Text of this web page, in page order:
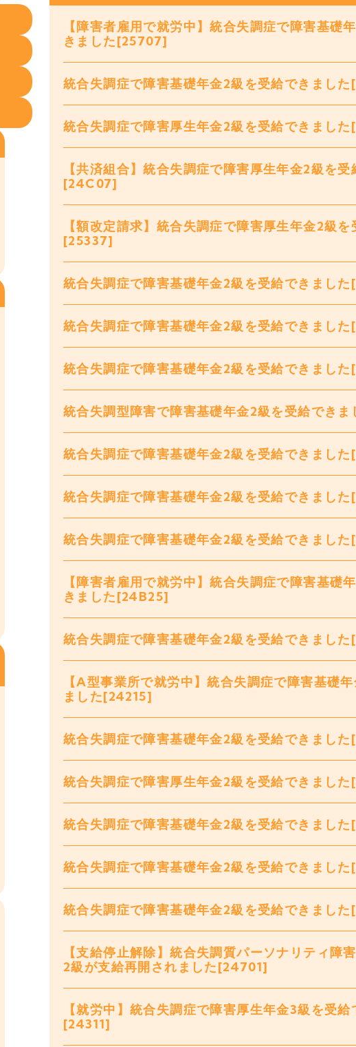
【障害者雇用で就労中】統合失調症で障害基礎
きました[25707]
統合失調症で障害基礎年金2級を受給できまし
統合失調症で障害厚生年金2級を受給できまし
【共済組合】統合失調症で障害厚生年金2級を受
[24C07]
【額改定請求】統合失調症で障害厚生年金2級
[25337]
統合失調症で障害基礎年金2級を受給できまし
統合失調症で障害基礎年金2級を受給できまし
統合失調症で障害基礎年金2級を受給できまし
統合失調型障害で障害基礎年金2級を受給でき
統合失調症で障害基礎年金2級を受給できまし
統合失調症で障害基礎年金2級を受給できまし
統合失調症で障害基礎年金2級を受給できまし
【障害者雇用で就労中】統合失調症で障害基礎
きました[24B25]
統合失調症で障害基礎年金2級を受給できまし
【A型事業所で就労中】統合失調症で障害基礎
ました[24215]
統合失調症で障害基礎年金2級を受給できまし
統合失調症で障害厚生年金2級を受給できまし
統合失調症で障害基礎年金2級を受給できまし
統合失調症で障害基礎年金2級を受給できまし
統合失調症で障害基礎年金2級を受給できまし
【支給停止解除】統合失調質パーソナリティ障
2級が支給再開されました[24701]
【就労中】統合失調症で障害厚生年金3級を受給
[24311]